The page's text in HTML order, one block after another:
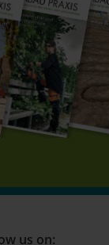
us on: